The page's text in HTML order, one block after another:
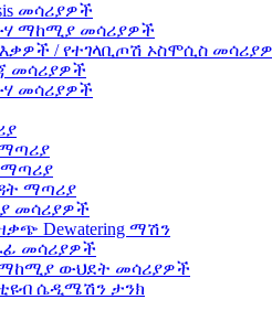
መሳሪያዎች
ማከሚያ መሳሪያዎች
እቃዎች / የተገላቢጦሽ ኦስሞሲስ
መሳሪያዎች
መሳሪያዎች
ማጣሪያ
ማጣሪያ
መሳሪያዎች
Dewatering ማሽን
መሳሪያዎች
ውህደት መሳሪያዎች
ቲዩብ ሴዲሜሽን ታንክ